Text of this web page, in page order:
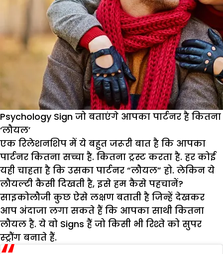
Psychology Sign जो बताएंगे आपका पार्टनर है कितना
‘लौयल’
एक रिलेशनशिप में ये बहुत जरूरी बात है कि आपका
पार्टनर कितना सच्चा है. कितना ट्रस्ट करता है. हर कोई
यही चाहता है कि उसका पार्टनर “लौयल” हो. लेकिन ये
लौयल्टी कैसी दिखती है, इसे हम कैसे पहचानें?
साइकोलौजी कुछ ऐसे लक्षण बताती है जिन्हें देखकर
आप अंदाजा लगा सकते हैं कि आपका साथी कितना
लौयल है. ये वो Signs हैं जो किसी भी रिश्ते को सुपर
स्ट्रौंग बनाते हैं.